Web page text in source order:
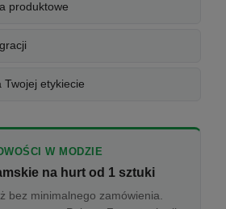
produktowe
Twojej etykiecie
W MODZIE
na hurt od 1 sztuki
bez minimalnego zamówienia.